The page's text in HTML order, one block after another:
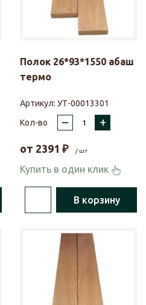
Полок 26*93*1550 абаш
термо
Артикул: УТ-00013301
Кол-во
– +
от 2391 ₽ / шт
Купить в один клик
В корзину